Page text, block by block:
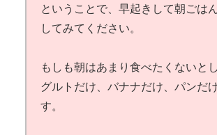
ということで、早起きして朝ごは
してみてください。
もしも朝はあまり食べたくないと
グルトだけ、バナナだけ、パンだ
す。